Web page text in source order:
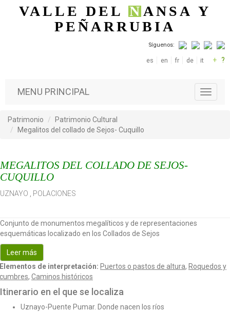
Pasar al contenido principal
VALLE DELNANSA Y
PEÑARRUBIA
Síguenos:
es en fr de it + ?
T
o
MENU PRINCIPAL
Patrimonio
Patrimonio Cultural
Megalitos del collado de Sejos- Cuquillo
MEGALITOS DEL COLLADO DE SEJOS-
CUQUILLO
UZNAYO POLACIONES
Conjunto de monumentos megalíticos y de representaciones
esquemáticas localizado en los Collados de Sejos
Leer más
Elementos de interpretación: Puertos o pastos de altura, Roquedos y
cumbres, Caminos históricos
Itinerario en el que se localiza
Uznayo-Puente Pumar. Donde nacen los ríos